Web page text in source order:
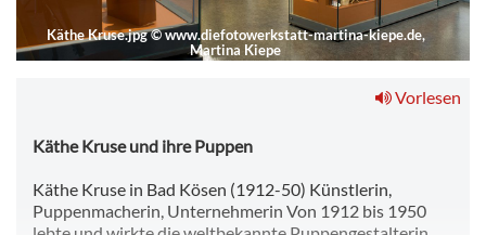
Käthe Kruse.jpg©www.diefotowerkstatt-martina-kiepe.de,
Martina Kiepe
Vorlesen
Käthe Kruse und ihre Puppen
Käthe Kruse in Bad Kösen (1912-50) Künstlerin,
Puppenmacherin, Unternehmerin Von 1912 bis 1950